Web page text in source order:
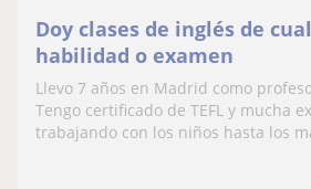
Doy clases de inglés de
habilidad o examen
Llevo 7 años en Madrid como
Tengo certificado de TEFL y mucha
trabajando con los niños hasta los